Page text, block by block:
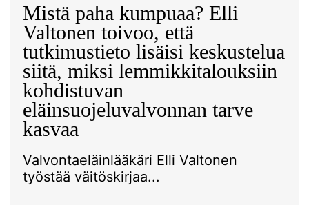
Mistä paha kumpuaa? Elli
Valtonen toivoo, että
tutkimustieto lisäisi keskustelua
siitä, miksi lemmikkitalouksiin
kohdistuvan
eläinsuojeluvalvonnan tarve
kasvaa
Valvontaeläinlääkäri Elli Valtonen
työstää väitöskirjaa...